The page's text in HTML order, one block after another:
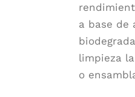
a base de
limpieza
o